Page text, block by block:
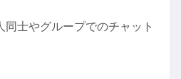
士やグループでのチャット